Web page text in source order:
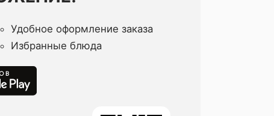
Удобное оформление заказа
Избранные блюда